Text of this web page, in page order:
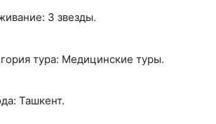
3 звезды.
тура: Медицинские туры.
Ташкент.